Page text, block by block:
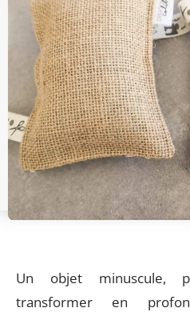
Un objet minuscule,
transformer en